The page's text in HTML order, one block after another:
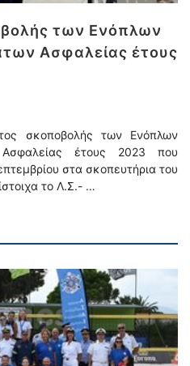
των Ενόπλων
Ασφαλείας έτους
σκοποβολής των Ενόπλων
έτους 2023 που
στα σκοπευτήρια του
το Λ.Σ.- …